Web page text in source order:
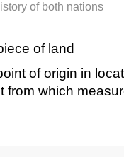
of both nations
of land
of origin in
from which